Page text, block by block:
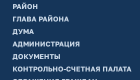
РАЙОН
ГЛАВА РАЙОНА
ДУМА
АДМИНИСТРАЦИЯ
ДОКУМЕНТЫ
КОНТРОЛЬНО-СЧЕТНАЯ ПАЛАТА